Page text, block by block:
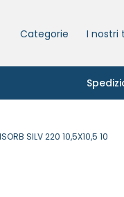
Categorie I nostri
SILV 220 10,5X10,5 10